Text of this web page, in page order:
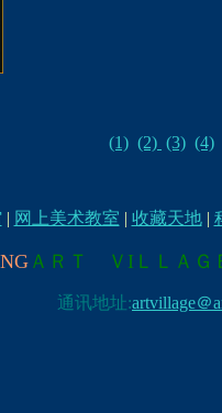
(1) (2) (3) (4)
| 网上美术教室 | 收藏天地|
ＡＲＴ ＶIＬＬＡ
通讯地址:artvillage＠